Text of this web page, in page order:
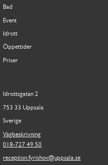
Bad
Event
Idrott
Öppettider
Priser
Idrottsgatan 2
753 33 Uppsala
Sverige
Vägbeskrivning
018-727 49 50
reception.fyrishov@uppsala.se